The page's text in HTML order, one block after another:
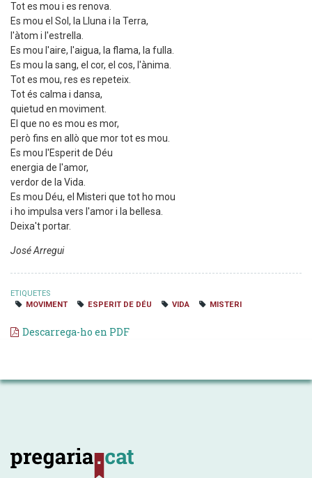
Tot es mou i es renova.
Es mou el Sol, la Lluna i la Terra,
l'àtom i l'estrella.
Es mou l'aire, l'aigua, la flama, la fulla.
Es mou la sang, el cor, el cos, l'ànima.
Tot es mou, res es repeteix.
Tot és calma i dansa,
quietud en moviment.
El que no es mou es mor,
però fins en allò que mor tot es mou.
Es mou l'Esperit de Déu
energia de l'amor,
verdor de la Vida.
Es mou Déu, el Misteri que tot ho mou
i ho impulsa vers l'amor i la bellesa.
Deixa't portar.
José Arregui
ETIQUETES
MOVIMENT
ESPERIT DE DÉU VIDA MISTERI
Descarrega-ho en PDF